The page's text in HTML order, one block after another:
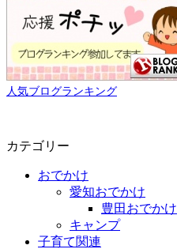
人気ブログランキング
カテゴリー
おでかけ
愛知おでかけ
豊田おでかけ
キャンプ
子育て関連